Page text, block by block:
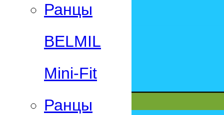
Ранцы
BELMIL
Mini-Fit
Ранцы